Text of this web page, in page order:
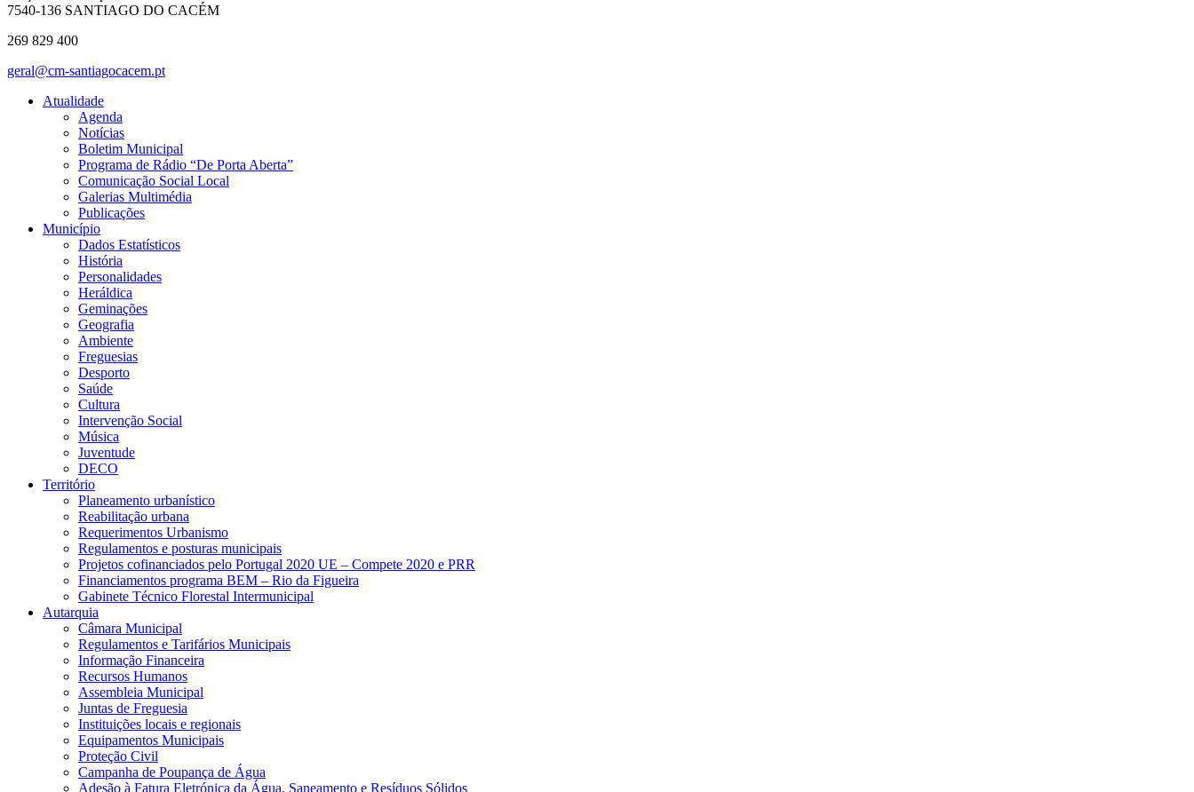
7540-136 SANTIAGO DO CACÉM
269 829 400
geral@cm-santiagocacem.pt
Atualidade
Agenda
Notícias
Boletim Municipal
Programa de Rádio “De Porta Aberta”
Comunicação Social Local
Galerias Multimédia
Publicações
Município
Dados Estatísticos
História
Personalidades
Heráldica
Geminações
Geografia
Ambiente
Freguesias
Desporto
Saúde
Cultura
Intervenção Social
Música
Juventude
DECO
Território
Planeamento urbanístico
Reabilitação urbana
Requerimentos Urbanismo
Regulamentos e posturas municipais
Projetos cofinanciados pelo Portugal 2020 UE – Compete 2020 e PRR
Financiamentos programa BEM – Rio da Figueira
Gabinete Técnico Florestal Intermunicipal
Autarquia
Câmara Municipal
Regulamentos e Tarifários Municipais
Informação Financeira
Recursos Humanos
Assembleia Municipal
Juntas de Freguesia
Instituições locais e regionais
Equipamentos Municipais
Proteção Civil
Campanha de Poupança de Água
Adesão à Fatura Eletrónica da Água, Saneamento e Resíduos Sólidos